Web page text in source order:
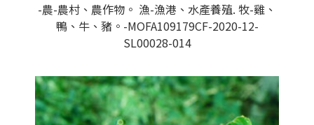
-農-農村、農作物。 漁-漁港、水產養殖. 牧-雞、
鴨、牛、豬。-MOFA109179CF-2020-12-
SL00028-014